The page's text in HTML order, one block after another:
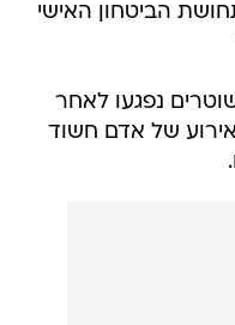
הביטחון האישי
נפגעו לאחר
של אדם חשוד